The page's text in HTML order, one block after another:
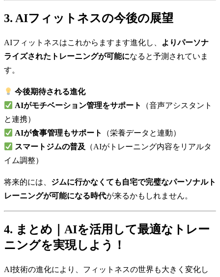
3. AIフィットネスの今後の展望
AIフィットネスはこれからますます進化し、
よりパーソナ
ライズされたトレーニングが可能になると予測されていま
す。
今後期待される進化
AIがモチベーション管理をサポート
（音声アシスタント
と連携）
AIが食事管理もサポート
（栄養データと連動）
スマートジムの普及
（AIがトレーニング内容をリアルタ
イム調整）
将来的には、 ジムに行かなくても自宅で完璧なパーソナルト
レーニングが可能になる時代が来るかもしれません。
4. まとめ｜AIを活用して最適なトレー
ニングを実現しよう！
AI技術の進化により、フィットネスの世界も大きく変化し